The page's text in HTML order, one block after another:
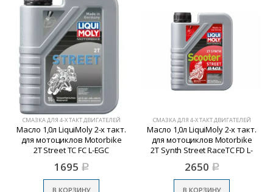
СМАЗКА ДЛЯ 4-Х ТАКТ.ДВИГАТЕЛЕЙ
Масло 1,0л LiquiMoly 2-х такт.
для мотоциклов Motorbike
2T Street TC FC L-EGC
1504/3981
1695 Р
В КОРЗИНУ
СМАЗКА ДЛЯ 4-Х ТАКТ.ДВИГАТЕЛЕЙ
Масло 1,0л LiquiMoly 2-х такт.
для мотоциклов Motorbike
2T Synth Street RaceTC FD L-
EGC 1505/3980
2650 Р
В КОРЗИНУ